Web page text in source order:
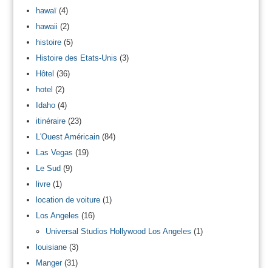
hawaï(4)
hawaii (2)
histoire(5)
Histoire des Etats-Unis (3)
Hôtel (36)
hotel (2)
Idaho(4)
itinéraire(23)
L'Ouest Américain(84)
Las Vegas (19)
Le Sud(9)
livre(1)
location de voiture(1)
Los Angeles (16)
Universal Studios Hollywood Los Angeles (1)
louisiane(3)
Manger(31)